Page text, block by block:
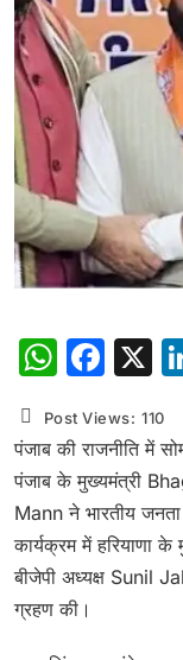
X
Post Views: 110
पंजाब की राजनीति में
पंजाब के मुख्यमंत्री
Mann ने भारतीय जनता
कार्यक्रम में हरियाणा
बीजेपी अध्यक्ष Sunil
ग्रहण की।